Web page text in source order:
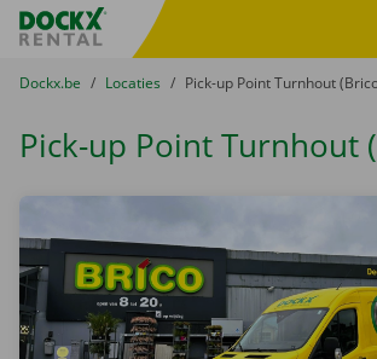
Fratello DEMO
U bevindt zich hier:
van
Dockx.be naar
Locaties naar
Pick-up Point Turnhout
Pick-up Point Turnhout